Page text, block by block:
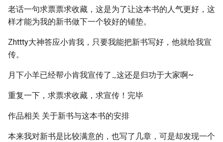
老话一句求票票求收藏，这是为了让这本书的人气更好，这
样才能为我的新书做下一个较好的铺垫。
Zhttty大神答应小肯我，只要我能把新书写好，他就给我宣
传。
月下小羊已经帮小肯我宣传了 ~这还是归功于大家啊~
重复一下，求票求收藏，求宣传！完毕
作品相关 关于新书与这本书的安排
本来我对新书是比较满意的，也写了几章，可是却发现一个